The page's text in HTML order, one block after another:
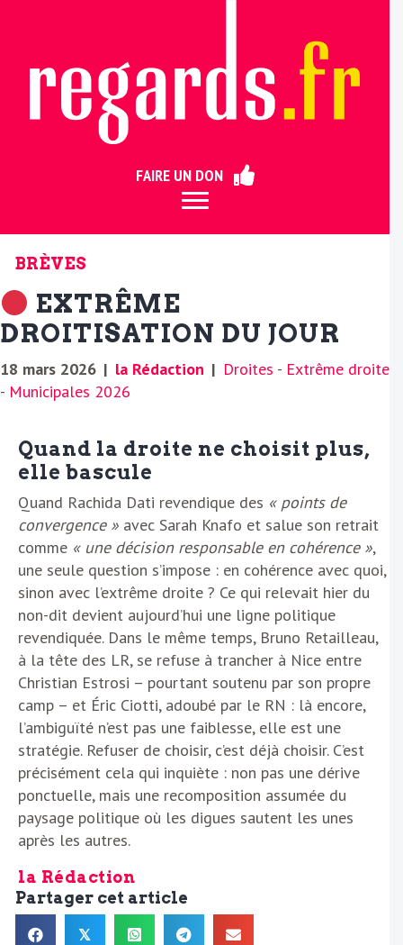
FAIRE UN DON
BRÈVES
EXTRÊME
DROITISATION DU JOUR
18 mars 2026 | la Rédaction | Droites - Extrême droite
- Municipales 2026
Quand la droite ne choisit plus,
elle bascule
Quand Rachida Dati revendique des « points de
convergence » avec Sarah Knafo et salue son retrait
comme « une décision responsable en cohérence »,
une seule question s’impose : en cohérence avec quoi,
sinon avec l’extrême droite ? Ce qui relevait hier du
non-dit devient aujourd’hui une ligne politique
revendiquée. Dans le même temps, Bruno Retailleau,
à la tête des LR, se refuse à trancher à Nice entre
Christian Estrosi – pourtant soutenu par son propre
camp – et Éric Ciotti, adoubé par le RN : là encore,
l’ambiguïté n’est pas une faiblesse, elle est une
stratégie. Refuser de choisir, c’est déjà choisir. C’est
précisément cela qui inquiète : non pas une dérive
ponctuelle, mais une recomposition assumée du
paysage politique où les digues sautent les unes
après les autres.
la Rédaction
Partager cet article
𝕏